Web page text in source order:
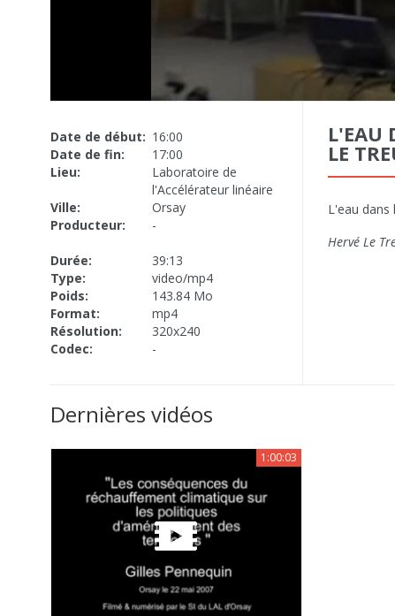
Date de début: 16:00
Date de fin:
17:00
Lieu:
Laboratoire de
l'Accélérateur linéaire
Ville:
Orsay
Producteur:
-
Durée:
39:13
Type:
video/mp4
Poids:
143.84 Mo
Format:
mp4
Résolution:
320x240
Codec:
-
L'EAU
LE
L'eau
Hervé Le
Dernières vidéos
1:00:03